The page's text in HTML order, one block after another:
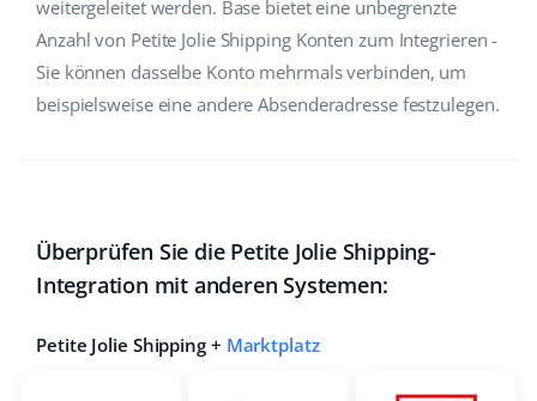
weitergeleitet werden. Base bietet eine unbegrenzte
Anzahl von Petite Jolie Shipping Konten zum Integrieren -
Sie können dasselbe Konto mehrmals verbinden, um
beispielsweise eine andere Absenderadresse festzulegen.
Überprüfen Sie die Petite Jolie Shipping-
Integration mit anderen Systemen:
Petite Jolie Shipping + Marktplatz